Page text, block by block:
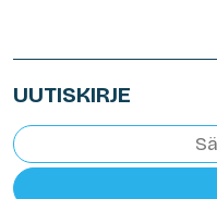
UUTISKIRJE